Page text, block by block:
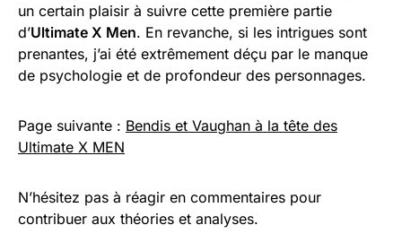
un certain plaisir à suivre cette première partie
d’Ultimate X Men. En revanche, si les intrigues sont
prenantes, j’ai été extrêmement déçu par le manque
de psychologie et de profondeur des personnages.
Page suivante : Bendis et Vaughan à la tête des
Ultimate X MEN
N’hésitez pas à réagir en commentaires pour
contribuer aux théories et analyses.